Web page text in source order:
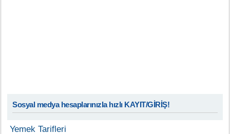
Sosyal medya hesaplarınızla hızlı KAYIT/GİRİŞ!
Yemek Tarifleri